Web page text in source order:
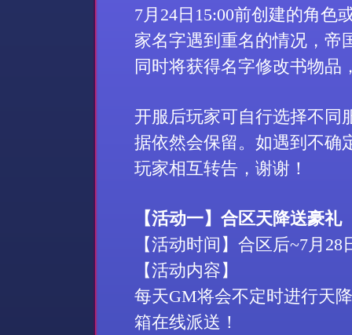
7月 24日 15:00前创建的角色
家名字遇到重名的情况，帝
同时将获得名字修改书物品
开服后玩家可自行选择不同
据依然会保留。如遇到不确
玩家相互转告，谢谢！
【活动一】合区天降送豪礼
【活动时间】合区后~7月 28
【活动内容】
每天GM将会不定时进行天
箱在线派送！